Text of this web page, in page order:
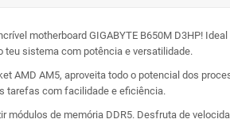
motherboard GIGABYTE B650M D3HP!
teu sistema com potência e versatilidade.
AMD AM5, aproveita todo o potencial dos
tarefas com facilidade e eficiência.
módulos de memória DDR5. Desfruta de